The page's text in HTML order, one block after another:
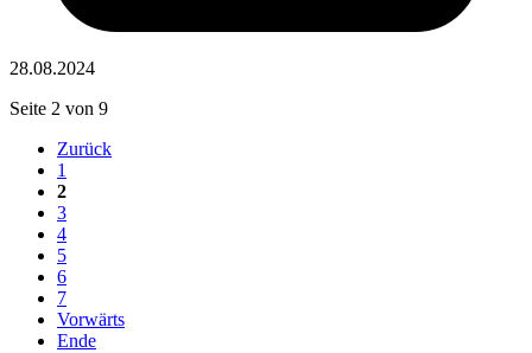
28.08.2024
Seite 2 von 9
Zurück
1
2
3
4
5
6
7
Vorwärts
Ende